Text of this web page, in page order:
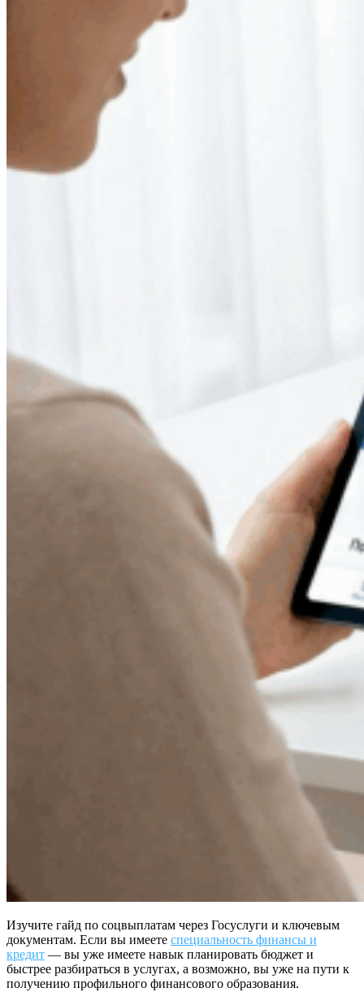
Изучите гайд по соцвыплатам через Госуслуги и ключевым
документам. Если вы имеете специальность финансы и
кредит — вы уже имеете навык планировать бюджет и
быстрее разбираться в услугах, а возможно, вы уже на пути к
получению профильного финансового образования.